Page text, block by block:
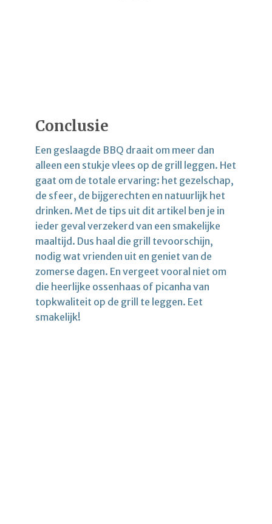
Conclusie
Een geslaagde BBQ draait om meer dan
alleen een stukje vlees op de grill leggen. Het
gaat om de totale ervaring: het gezelschap,
de sfeer, de bijgerechten en natuurlijk het
drinken. Met de tips uit dit artikel ben je in
ieder geval verzekerd van een smakelijke
maaltijd. Dus haal die grill tevoorschijn,
nodig wat vrienden uit en geniet van de
zomerse dagen. En vergeet vooral niet om
die heerlijke ossenhaas of picanha van
topkwaliteit op de grill te leggen. Eet
smakelijk!